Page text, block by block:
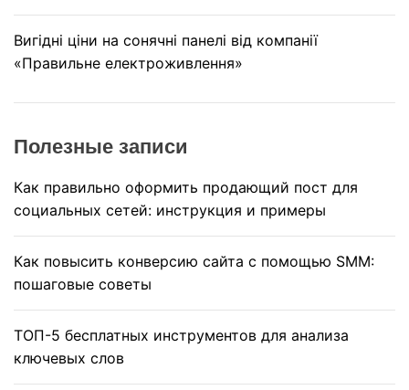
Вигідні ціни на сонячні панелі від компанії
«Правильне електроживлення»
Полезные записи
Как правильно оформить продающий пост для
социальных сетей: инструкция и примеры
Как повысить конверсию сайта с помощью SMM:
пошаговые советы
ТОП-5 бесплатных инструментов для анализа
ключевых слов